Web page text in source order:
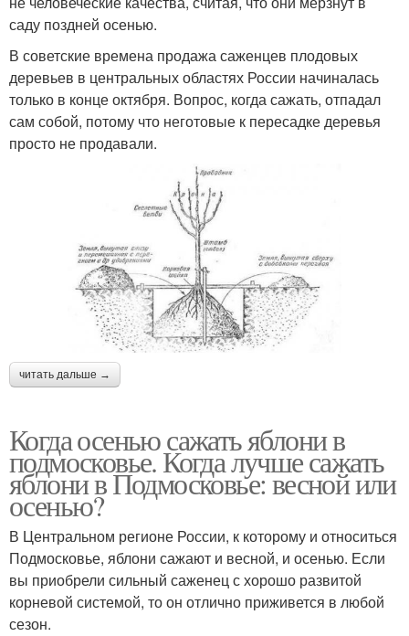
саду поздней осенью.
В советские времена продажа саженцев плодовых
деревьев в центральных областях России начиналась
только в конце октября. Вопрос, когда сажать, отпадал
сам собой, потому что неготовые к пересадке деревья
просто не продавали.
читать дальше →
Когда осенью сажать яблони в
подмосковье. Когда лучше сажать
яблони в Подмосковье: весной или
осенью?
В Центральном регионе России, к которому и относиться
Подмосковье, яблони сажают и весной, и осенью. Если
вы приобрели сильный саженец с хорошо развитой
корневой системой, то он отлично приживется в любой
сезон.